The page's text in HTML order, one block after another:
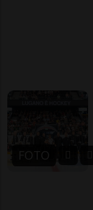
FOTO